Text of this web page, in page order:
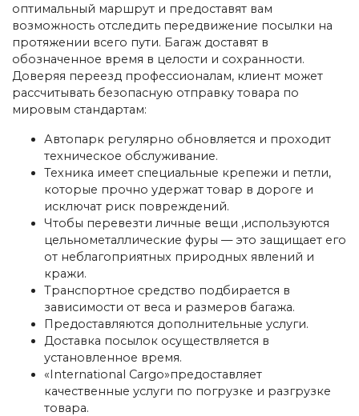
оптимальный маршрут и предоставят вам
возможность отследить передвижение посылки на
протяжении всего пути. Багаж доставят в
обозначенное время в целости и сохранности.
Доверяя переезд профессионалам, клиент может
рассчитывать безопасную отправку товара по
мировым стандартам:
Автопарк регулярно обновляется и проходит
техническое обслуживание.
Техника имеет специальные крепежи и петли,
которые прочно удержат товар в дороге и
исключат риск повреждений.
Чтобы перевезти личные вещи ,используются
цельнометаллические фуры — это защищает его
от неблагоприятных природных явлений и
кражи.
Транспортное средство подбирается в
зависимости от веса и размеров багажа.
Предоставляются дополнительные услуги.
Доставка посылок осуществляется в
установленное время.
«International Cargo»предоставляет
качественные услуги по погрузке и разгрузке
товара.